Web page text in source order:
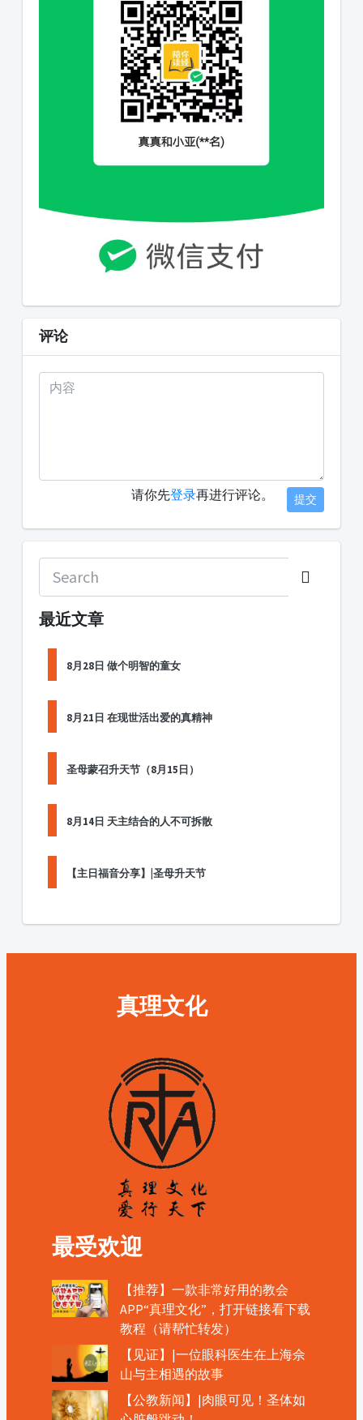
评论
请你先登录再进行评论。 提交
最近文章
8月28日 做个明智的童女
8月21日 在现世活出爱的真精神
圣母蒙召升天节（8月15日）
8月14日 天主结合的人不可拆散
【主日福音分享】|圣母升天节
真理文化
最受欢迎
【推荐】一款非常好用的教会
APP“真理文化”，打开链接看下载
教程（请帮忙转发）
【见证】|一位眼科医生在上海佘
山与主相遇的故事
【公教新闻】|肉眼可见！圣体如